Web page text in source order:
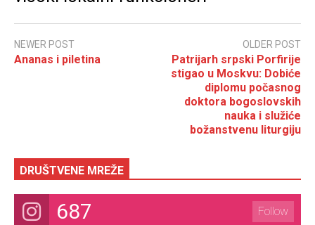
NEWER POST
Ananas i piletina
OLDER POST
Patrijarh srpski Porfirije
stigao u Moskvu: Dobiće
diplomu počasnog
doktora bogoslovskih
nauka i služiće
božanstvenu liturgiju
DRUŠTVENE MREŽE
687 Follow